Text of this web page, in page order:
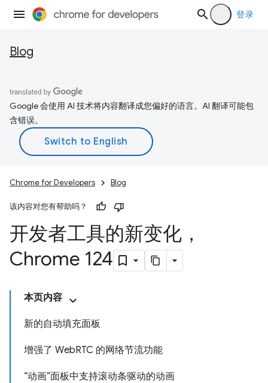
登录
Blog
Google 会使用 AI 技术将内容翻译成您偏好的语言。AI 翻译可能包
含错误。
Chrome for Developers Blog
该内容对您有帮助吗？
开发者工具的新变化，
Chrome 124
本页内容
新的自动填充面板
增强了 WebRTC 的网络节流功能
“动画”面板中支持滚动条驱动的动画